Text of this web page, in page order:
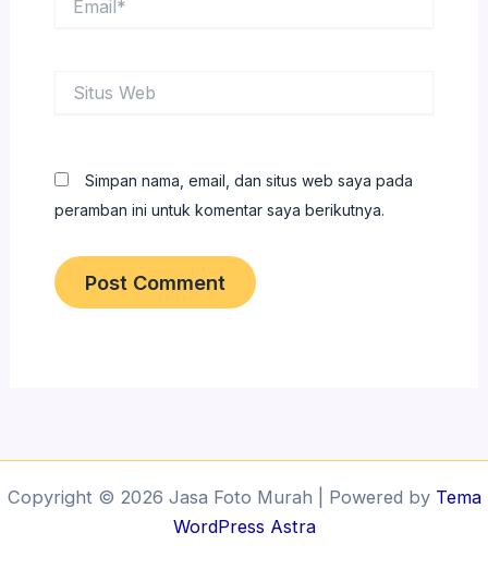
Web
Simpan nama, email, dan situs web saya pada
peramban ini untuk komentar saya berikutnya.
Copyright © 2026 Jasa Foto Murah | Powered by Tema
WordPress Astra